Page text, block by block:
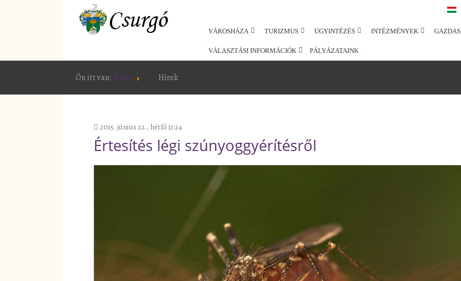
VÁROSHÁZA TURIZMUS ÜGYINTÉZÉS INTÉZMÉNYEK
VÁLASZTÁSI INFORMÁCIÓK PÁLYÁZATAINK
Ön itt van: Főlap Hírek
2015. június 22., hétfő 11:24
Értesítés légi szúnyoggyérítésről